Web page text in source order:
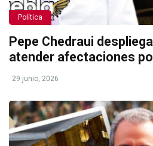
Política
Pepe Chedraui
atender afectaciones
29 junio, 2026